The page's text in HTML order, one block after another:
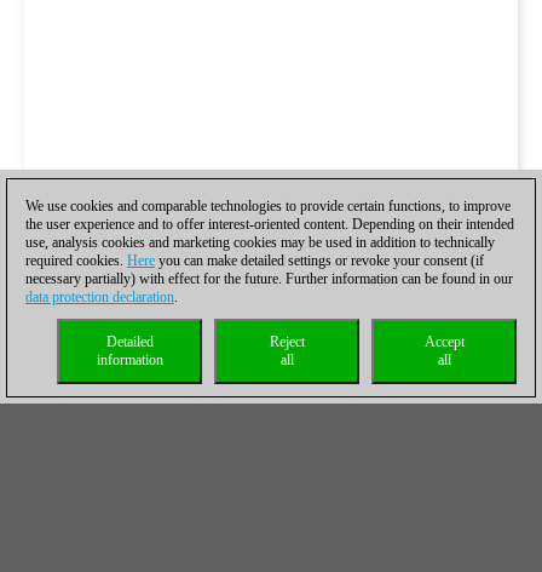
We use cookies and comparable technologies to provide certain functions, to improve
the user experience and to offer interest-oriented content. Depending on their intended
use, analysis cookies and marketing cookies may be used in addition to technically
required cookies. Here you can make detailed settings or revoke your consent (if
necessary partially) with effect for the future. Further information can be found in our
data protection declaration.
Accept
all
Reject
all
Detailed
information